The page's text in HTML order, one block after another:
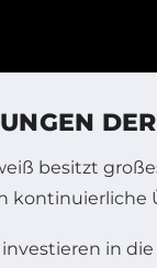
besitzt
kontinuierliche
in